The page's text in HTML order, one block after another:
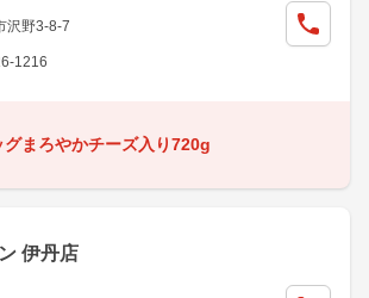
沢野3-8-7
1216
グまろやかチーズ入り720g
伊丹店